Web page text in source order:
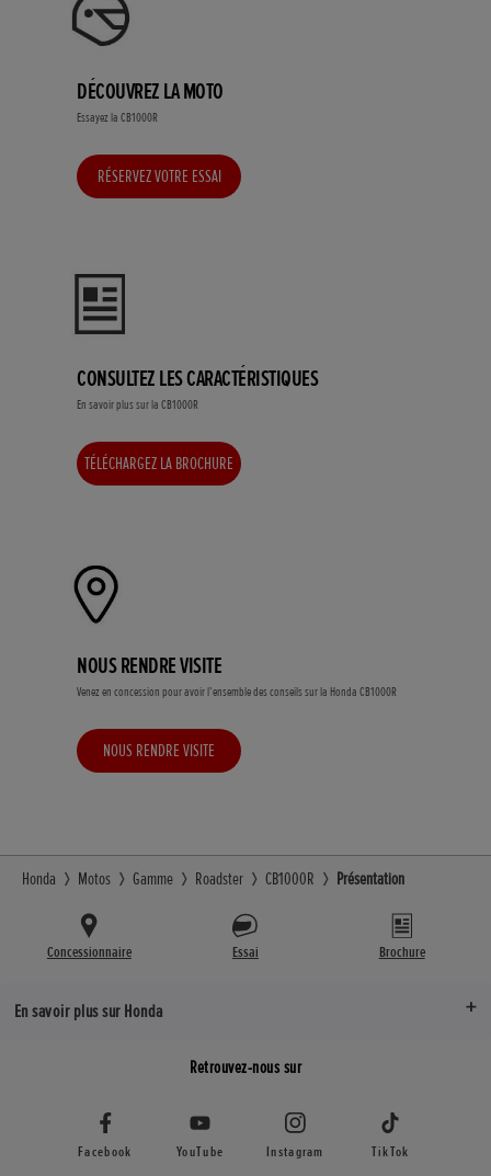
DÉCOUVREZ LA MOTO
Essayez la CB1000R
RÉSERVEZ VOTRE ESSAI
CONSULTEZ LES CARACTÉRISTIQUES
En savoir plus sur la CB1000R
TÉLÉCHARGEZ LA BROCHURE
NOUS RENDRE VISITE
Venez en concession pour avoir l’ensemble des conseils sur la Honda CB1000R
NOUS RENDRE VISITE
Honda Motos Gamme Roadster CB1000R Présentation
Concessionnaire Essai Brochure
En savoir plus sur Honda
Retrouvez-nous sur
Facebook YouTube Instagram TikTok